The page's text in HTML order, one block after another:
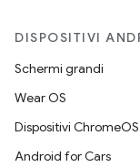
DISPOSITIVI
Schermi grandi
Wear OS
Dispositivi ChromeOS
Android for Cars